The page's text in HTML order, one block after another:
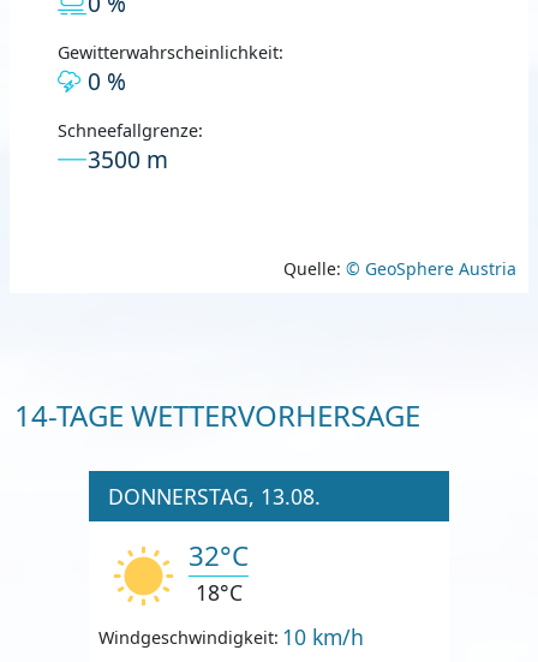
Gewitterwahrscheinlichkeit:
0 %
Schneefallgrenze:
3500 m
Quelle: © GeoSphere Austria
14-TAGE WETTERVORHERSAGE
DONNERSTAG, 13.08.
32°C
18°C
Windgeschwindigkeit: 10 km/h